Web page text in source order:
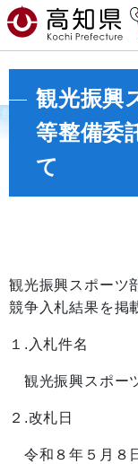
観光振興
等整備委
て
観光振興スポーツ
競争入札結果を掲
１.入札件名
観光振興スポー
２.改札日
令和８年５月８